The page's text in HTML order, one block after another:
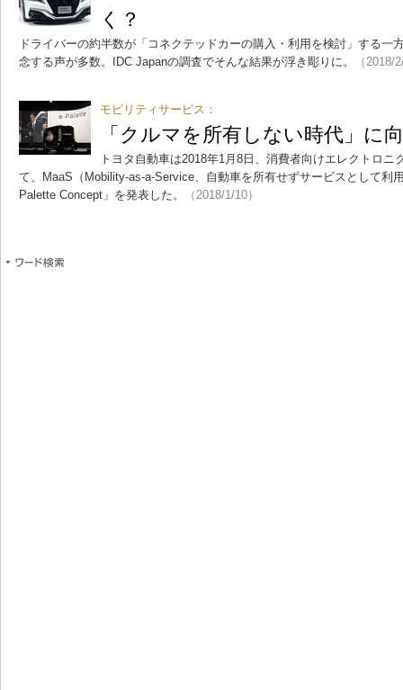
く？
ドライバーの約半数が「コネクテッドカーの購入・利用を検討」する一
念する声が多数。IDC Japanの調査でそんな結果が浮き彫りに。
（2018/
モビリティサービス：
「クルマを所有しない時代」に
トヨタ自動車は2018年1月8日、消費者向けエレクトロニ
て、MaaS（Mobility-as-a-Service、自動車を所有せずサービスとして利
Palette Concept」を発表した。
（2018/1/10）